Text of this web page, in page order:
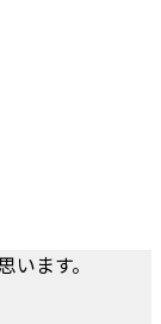
ます。